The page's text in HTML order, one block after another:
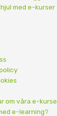
med e-kurser
om våra e-
e-learning?